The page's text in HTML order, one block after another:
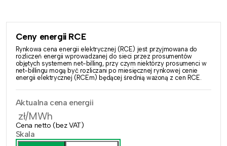
Ceny energii RCE
Rynkowa cena energii elektrycznej (RCE) jest przyjmowana do
rozliczeń energii wprowadzanej do sieci przez prosumentów
objętych systemem net-billing, przy czym niektórzy prosumenci w
net-billingu mogą być rozliczani po miesięcznej rynkowej cenie
energii elektrycznej (RCEm) będącej średnią ważoną z cen RCE.
Aktualna cena energii
zł/MWh
Cena netto (bez VAT)
Skala